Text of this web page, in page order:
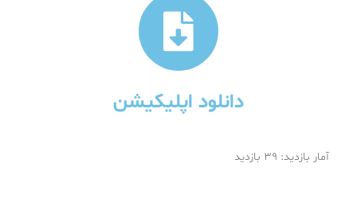
دانلود اپلیکیشن
آمار بازدید: 39 بازدید